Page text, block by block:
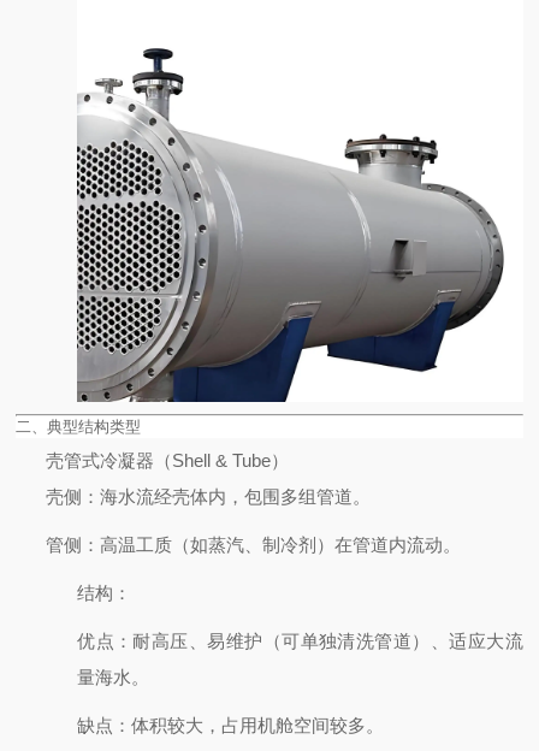
二、典型结构类型
壳管式冷凝器（Shell & Tube）
壳侧 ：海水流经壳体内，包围多组管道。
管侧 ：高温工质（如蒸汽、制冷剂）在管道内流动。
结构 ：
优点 ：耐高压、易维护（可单独清洗管道）、适应大流
量海水。
缺点 ：体积较大，占用机舱空间较多。